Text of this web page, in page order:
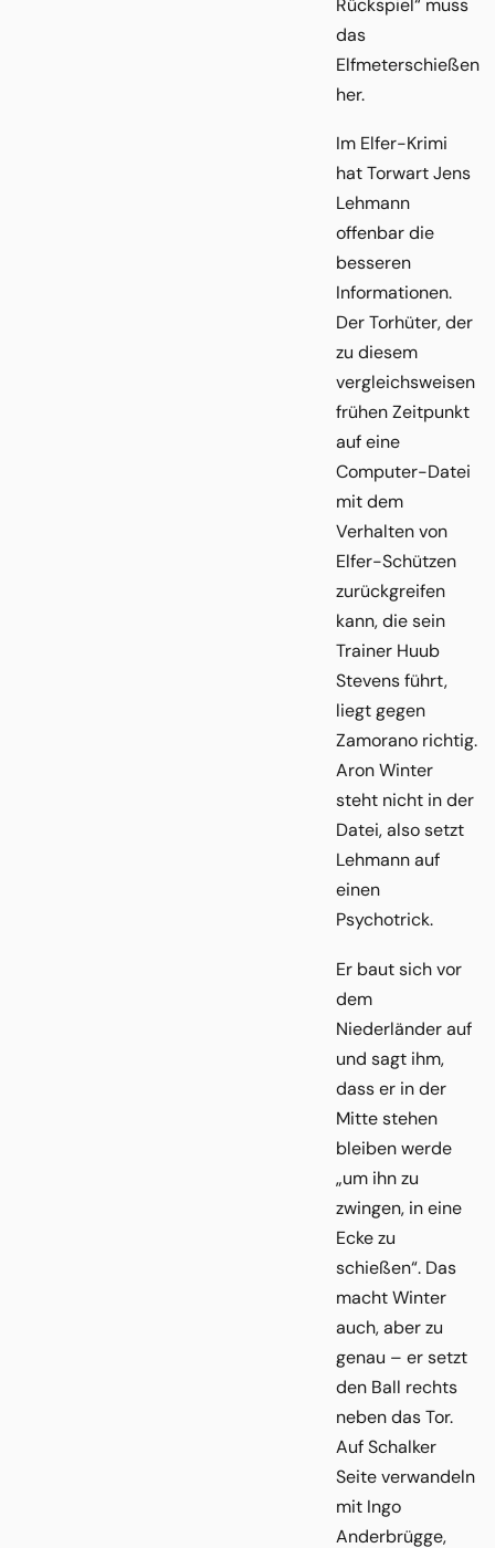
Rückspiel“ muss
das
Elfmeterschießen
her.
Im Elfer-Krimi
hat Torwart Jens
Lehmann
offenbar die
besseren
Informationen.
Der Torhüter, der
zu diesem
vergleichsweisen
frühen Zeitpunkt
auf eine
Computer-Datei
mit dem
Verhalten von
Elfer-Schützen
zurückgreifen
kann, die sein
Trainer Huub
Stevens führt,
liegt gegen
Zamorano richtig.
Aron Winter
steht nicht in der
Datei, also setzt
Lehmann auf
einen
Psychotrick.
Er baut sich vor
dem
Niederländer auf
und sagt ihm,
dass er in der
Mitte stehen
bleiben werde
„um ihn zu
zwingen, in eine
Ecke zu
schießen“. Das
macht Winter
auch, aber zu
genau – er setzt
den Ball rechts
neben das Tor.
Auf Schalker
Seite verwandeln
mit Ingo
Anderbrügge,